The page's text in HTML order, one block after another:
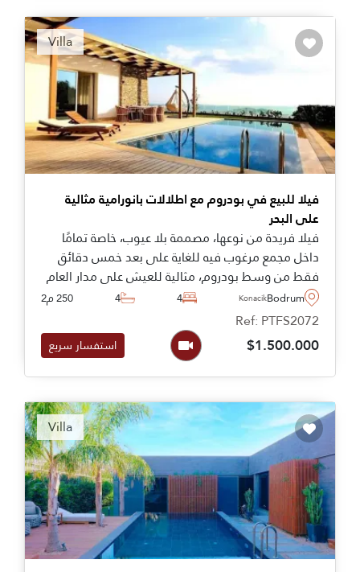
Villa
Recommended
فيلا للبيع في بودروم مع اطلالات بانورامية مثالية
على البحر
فيلا فريدة من نوعها، مصممة بلا عيوب، خاصة تمامًا
داخل مجمع مرغوب فيه للغاية على بعد خمس دقائق
فقط من وسط بودروم، مثالية للعيش على مدار العام
Bodrum
Konacik
4
4 250 م2
Ref: PTFS2072
$1.500.000 استفسار سريع
Villa
Recommended